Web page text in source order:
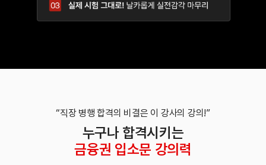
“직장 병행 합격의 비결은 이 강사의 강의!”
누구나 합격시키는
금융권 입소문 강의력